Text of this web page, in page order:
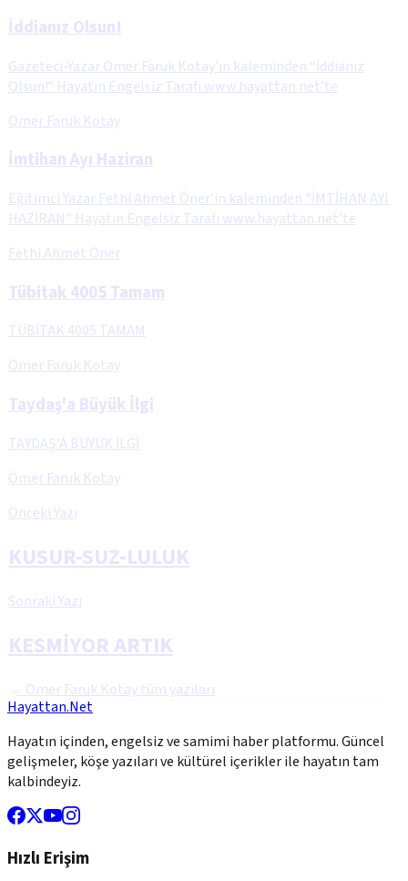
İddianız Olsun!
Gazeteci-Yazar Ömer Faruk Kotay’ın kaleminden “İddianız
Olsun!” Hayatın Engelsiz Tarafı www.hayattan.net’te
Ömer Faruk Kotay
İmtihan Ayı Haziran
Eğitimci Yazar Fethi Ahmet Öner’in kaleminden "İMTİHAN AYI
HAZİRAN" Hayatın Engelsiz Tarafı www.hayattan.net’te
Fethi Ahmet Öner
Tübitak 4005 Tamam
TÜBİTAK 4005 TAMAM
Ömer Faruk Kotay
Taydaş'a Büyük İlgi
TAYDAŞ'A BÜYÜK İLGİ
Ömer Faruk Kotay
Önceki Yazı
KUSUR-SUZ-LULUK
Sonraki Yazı
KESMİYOR ARTIK
← Ömer Faruk Kotaytüm yazıları
Hayattan.Net
Hayatın içinden, engelsiz ve samimi haber platformu. Güncel
gelişmeler, köşe yazıları ve kültürel içerikler ile hayatın tam
kalbindeyiz.
Hızlı Erişim